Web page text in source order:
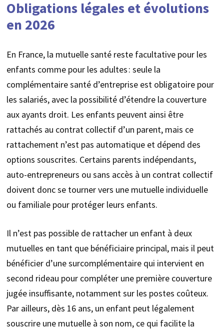
Obligations légales et évolutions
en 2026
En France, la mutuelle santé reste facultative pour les
enfants comme pour les adultes : seule la
complémentaire santé d’entreprise est obligatoire pour
les salariés, avec la possibilité d’étendre la couverture
aux ayants droit. Les enfants peuvent ainsi être
rattachés au contrat collectif d’un parent, mais ce
rattachement n’est pas automatique et dépend des
options souscrites. Certains parents indépendants,
auto-entrepreneurs ou sans accès à un contrat collectif
doivent donc se tourner vers une mutuelle individuelle
ou familiale pour protéger leurs enfants.
Il n’est pas possible de rattacher un enfant à deux
mutuelles en tant que bénéficiaire principal, mais il peut
bénéficier d’une surcomplémentaire qui intervient en
second rideau pour compléter une première couverture
jugée insuffisante, notamment sur les postes coûteux.
Par ailleurs, dès 16 ans, un enfant peut légalement
souscrire une mutuelle à son nom, ce qui facilite la